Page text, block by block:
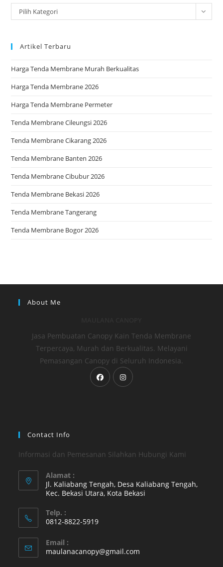
the
Kategori
Pilih Kategori
Artikel Terbaru
Harga Tenda Membrane Murah Berkualitas
Harga Tenda Membrane 2026
Harga Tenda Membrane Permeter
Tenda Membrane Cileungsi 2026
Tenda Membrane Cikarang 2026
Tenda Membrane Banten 2026
Tenda Membrane Cibubur 2026
Tenda Membrane Bekasi 2026
Tenda Membrane Tangerang
Tenda Membrane Bogor 2026
About Me
Jasa Pembuatan Canopy Kain Tenda Membrane
Terpercaya, Murah dan Berkualitas. Melayani
Pemasangan Canopy di Seluruh Indonesia.
Opens
in
Opens
Contact Info
Informasi dan Pemesanan Silahkan Hubungi Kami
Alamat :
Jl. Kaliabang Tengah, Desa Kaliabang Tengah,
Kec. Bekasi Utara, Kota Bekasi
in
new
tab
Telp. :
0812-8822-5919
in
your
Email :
maulanacanopy@gmail.com